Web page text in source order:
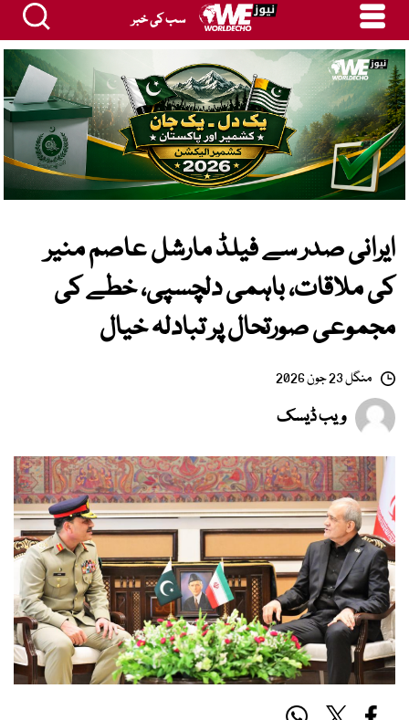
سب کی خبر
ایرانی صدر سے فیلڈ مارشل عاصم منیر
کی ملاقات، باہمی دلچسپی، خطے کی
مجموعی صورتحال پر تبادلہ خیال
منگل 23 جون 2026
ویب ڈیسک